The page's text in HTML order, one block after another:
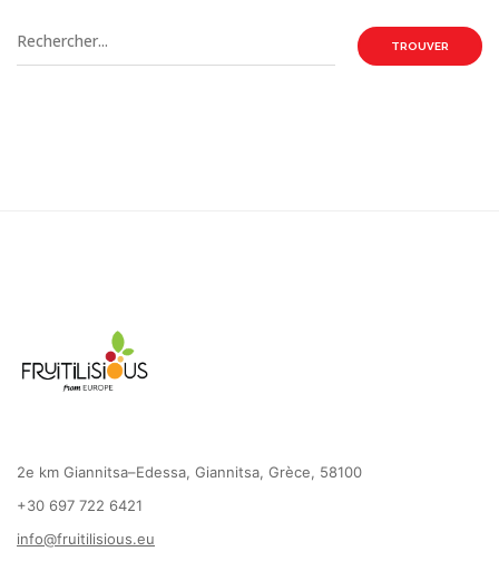
TROUVER
2e km Giannitsa–Edessa, Giannitsa, Grèce, 58100
+30 697 722 6421
info@fruitilisious.eu